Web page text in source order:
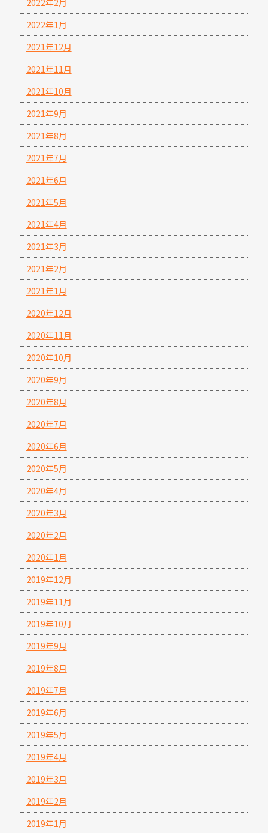
2022年2月
2022年1月
2021年12月
2021年11月
2021年10月
2021年9月
2021年8月
2021年7月
2021年6月
2021年5月
2021年4月
2021年3月
2021年2月
2021年1月
2020年12月
2020年11月
2020年10月
2020年9月
2020年8月
2020年7月
2020年6月
2020年5月
2020年4月
2020年3月
2020年2月
2020年1月
2019年12月
2019年11月
2019年10月
2019年9月
2019年8月
2019年7月
2019年6月
2019年5月
2019年4月
2019年3月
2019年2月
2019年1月